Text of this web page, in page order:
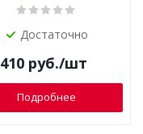
Достаточно
410руб./шт
Подробнее